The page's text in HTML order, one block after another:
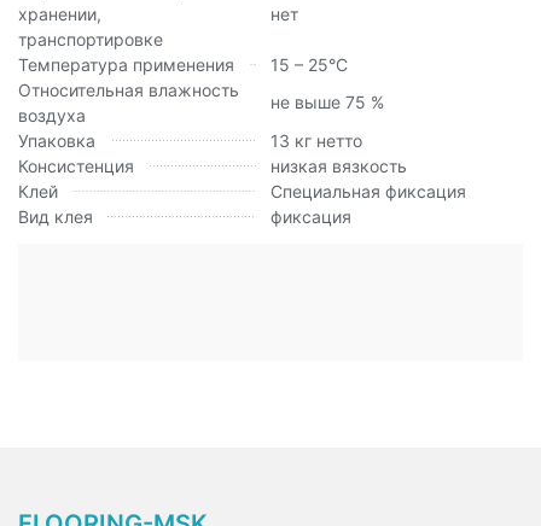
хранении,
транспортировке
нет
Температура применения
15 – 25°С
Относительная влажность
воздуха
не выше 75 %
Упаковка
13 кг нетто
Консистенция
низкая вязкость
Клей
Специальная фиксация
Вид клея
фиксация